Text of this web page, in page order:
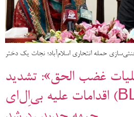
حمله انتحاری اسلام‌آباد؛ نجات یک دختر
غضب الحق»: تشدید
اقدامات علیه بی‌اِل‌ای (BLA) ادعاها درباره